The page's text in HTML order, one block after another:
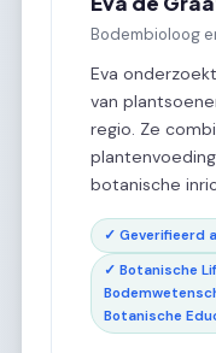
Bodembioloog
Eva
van
regio. Ze
botanische
✓ Geverifieerd
✓ Botanische
Botanische